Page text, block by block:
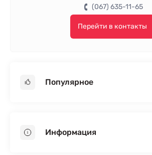
(067) 635-11-65
Перейти в контакты
Популярное
Пенопласт
Информация